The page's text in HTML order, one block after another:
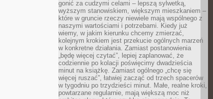
gonić za cudzymi celami – lepszą sylwetką,
wyższym stanowiskiem, większym mieszkaniem –
które w gruncie rzeczy niewiele mają wspólnego z
naszymi wartościami i potrzebami. Kiedy już
wiemy, w jakim kierunku chcemy zmierzać,
kolejnym krokiem jest przekucie ogólnych marzeń
w konkretne działania. Zamiast postanowienia
„będę więcej czytać”, lepiej zaplanować, że
codziennie po kolacji poświęcimy dwadzieścia
minut na książkę. Zamiast ogólnego „chcę się
więcej ruszać”, łatwiej zacząć od trzech spacerów
w tygodniu po trzydzieści minut. Małe, realne kroki,
powtarzane regularnie, mają większą moc niż